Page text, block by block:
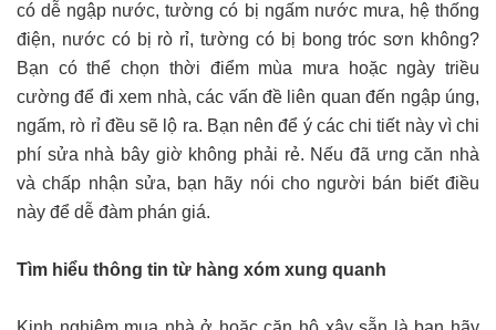
có dễ ngập nước, tường có bị ngấm nước mưa, hệ thống
điện, nước có bị rò rỉ, tường có bị bong tróc sơn không?
Bạn có thể chọn thời điểm mùa mưa hoặc ngày triều
cường để đi xem nhà, các vấn đề liên quan đến ngập úng,
ngấm, rò rỉ đều sẽ lộ ra. Bạn nên để ý các chi tiết này vì chi
phí sửa nhà bây giờ không phải rẻ. Nếu đã ưng căn nhà
và chấp nhận sửa, bạn hãy nói cho người bán biết điều
này để dễ đàm phán giá.
Tìm hiểu thông tin từ hàng xóm xung quanh